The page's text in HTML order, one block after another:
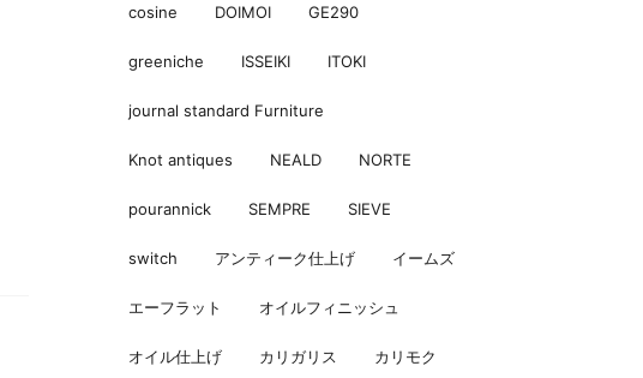
cosine DOIMOI GE290
greeniche ISSEIKI ITOKI
journal standard Furniture
Knot antiques NEALD NORTE
pourannick SEMPRE SIEVE
switch アンティーク仕上げ イームズ
エーフラット オイルフィニッシュ
オイル仕上げ カリガリス カリモク